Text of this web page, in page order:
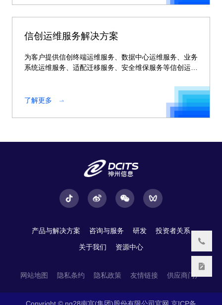
信创运维服务解决方案
为客户提供信创终端运维服务、数据中心运维服务、业务
系统运维服务、适配迁移服务、安全维保服务等信创运维
了解更多
产品与解决方案 咨询与服务 研发 投资者关系
关于我们 资源中心
网站地图 隐私条约 隐私政策 友情链接 供应商门户